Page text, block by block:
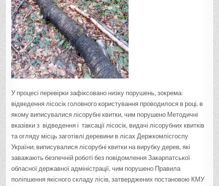
У процесі перевірки зафіксовано низку порушень, зокрема:
відведення лісосік головного користування проводилося в році, в
якому виписувалися лісорубні квитки, чим порушено Методичні
вказівки з відведення і таксації лісосік, видачі лісорубних квитків
та огляду місць заготівлі деревини в лісах Держкомлісгоспу
України; виписувалися лісорубні квитки на вирубку дерев, які
заважають безпечній роботі без повідомлення Закарпатської
обласної державної адміністрації, чим порушено Правила
поліпшення якісного складу лісів, затверджених постановою КМУ